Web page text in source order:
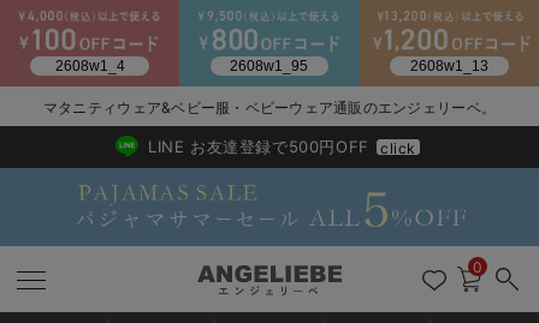
マタニティウェア&ベビー服・ベビーウェア通販のエンジェリーベ。
2026/NewArrival
送料495円(一部地域を除く) 7,700円以上で送料無料
LINE お友達登録で500円OFF click
0